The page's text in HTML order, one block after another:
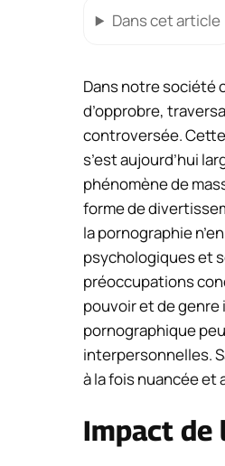
Dans cet article
Dans notre société
d’opprobre,
controversée.
s’est aujourd’hui
phénomène de
forme de
la pornographie
psychologiques et
préoccupations
pouvoir et de genre
pornographique
interpersonnelles.
à la fois nuancée et
Impact de